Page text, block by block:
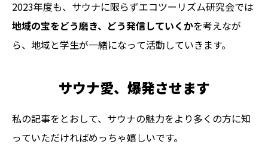
2023年度も、サウナに限らずエコツーリズム研究会では
地域の宝をどう磨き、どう発信していくかを考えなが
ら、地域と学生が一緒になって活動していきます。
サウナ愛、爆発させます
私の記事をとおして、サウナの魅力をより多くの方に知
っていただければめっちゃ嬉しいです。